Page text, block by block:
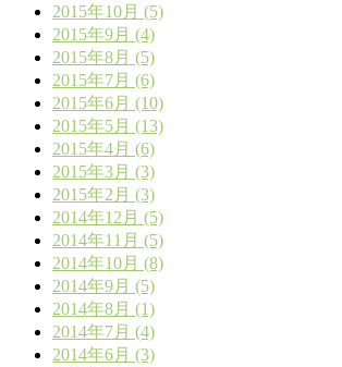
2015年10月 (5)
2015年9月 (4)
2015年8月 (5)
2015年7月 (6)
2015年6月 (10)
2015年5月 (13)
2015年4月 (6)
2015年3月 (3)
2015年2月 (3)
2014年12月 (5)
2014年11月 (5)
2014年10月 (8)
2014年9月 (5)
2014年8月 (1)
2014年7月 (4)
2014年6月 (3)